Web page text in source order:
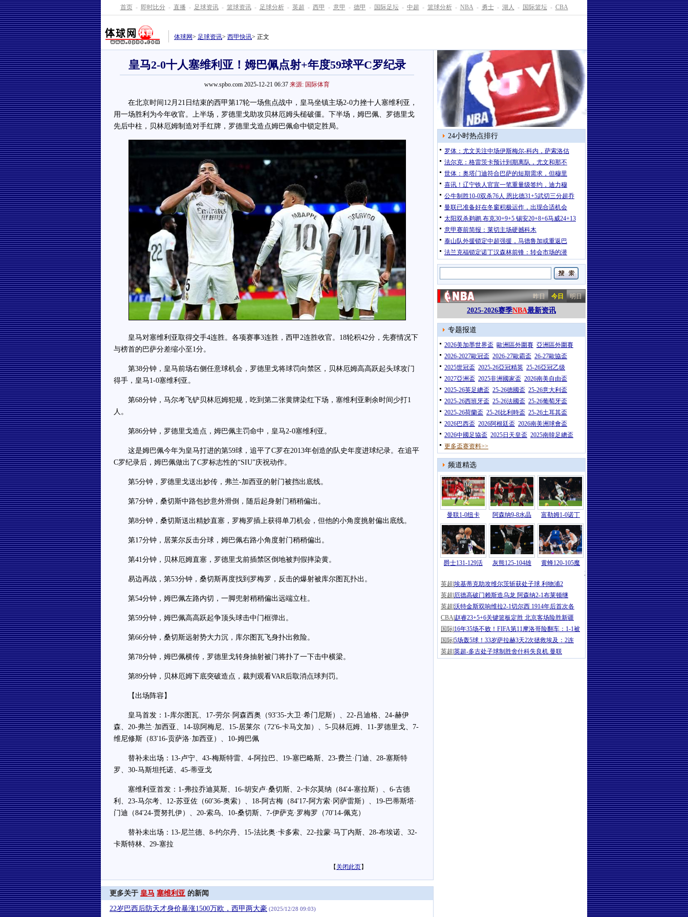
首页 - 即时比分 - 直播 - 足球资讯 - 篮球资讯 - 足球分析 - 英超 - 西甲 - 意甲 - 德甲 - 国际足坛 - 中超 - 篮球分析 - NBA - 勇士 - 湖人 - 国际篮坛 - CBA
体球网> 足球资讯> 西甲快讯> 正文
皇马2-0十人塞维利亚！姆巴佩点射+年度59球平C罗纪录
www.spbo.com 2025-12-21 06:37 来源: 国际体育
在北京时间12月21日结束的西甲第17轮一场焦点战中，皇马坐镇主场2-0力挫十人塞维利亚，
用一场胜利为今年收官。上半场，罗德里戈助攻贝林厄姆头槌破僵。下半场，姆巴佩、罗德里戈
先后中柱，贝林厄姆制造对手红牌，罗德里戈造点姆巴佩命中锁定胜局。
皇马对塞维利亚取得交手4连胜。各项赛事3连胜，西甲2连胜收官。18轮积42分，先赛情况下
与榜首的巴萨分差缩小至1分。
第38分钟，皇马前场右侧任意球机会，罗德里戈将球罚向禁区，贝林厄姆高高跃起头球攻门
得手，皇马1-0塞维利亚。
第68分钟，马尔考飞铲贝林厄姆犯规，吃到第二张黄牌染红下场，塞维利亚剩余时间少打1
人。
第86分钟，罗德里戈造点，姆巴佩主罚命中，皇马2-0塞维利亚。
这是姆巴佩今年为皇马打进的第59球，追平了C罗在2013年创造的队史年度进球纪录。在追平
C罗纪录后，姆巴佩做出了C罗标志性的“SIU”庆祝动作。
第5分钟，罗德里戈送出妙传，弗兰-加西亚的射门被挡出底线。
第7分钟，桑切斯中路包抄意外滑倒，随后起身射门稍稍偏出。
第8分钟，桑切斯送出精妙直塞，罗梅罗插上获得单刀机会，但他的小角度挑射偏出底线。
第17分钟，居莱尔反击分球，姆巴佩右路小角度射门稍稍偏出。
第41分钟，贝林厄姆直塞，罗德里戈前插禁区倒地被判假摔染黄。
易边再战，第53分钟，桑切斯再度找到罗梅罗，反击的爆射被库尔图瓦扑出。
第54分钟，姆巴佩左路内切，一脚兜射稍稍偏出远端立柱。
第59分钟，姆巴佩高高跃起争顶头球击中门框弹出。
第66分钟，桑切斯远射势大力沉，库尔图瓦飞身扑出救险。
第78分钟，姆巴佩横传，罗德里戈转身抽射被门将扑了一下击中横梁。
第89分钟，贝林厄姆下底突破造点，裁判观看VAR后取消点球判罚。
【出场阵容】
皇马首发：1-库尔图瓦、17-劳尔·阿森西奥（93'35-大卫·希门尼斯）、22-吕迪格、24-赫伊
森、20-弗兰·加西亚、14-琼阿梅尼、15-居莱尔（72'6-卡马文加）、5-贝林厄姆、11-罗德里戈、7-
维尼修斯（83'16-贡萨洛·加西亚）、10-姆巴佩
替补未出场：13-卢宁、43-梅斯特雷、4-阿拉巴、19-塞巴略斯、23-费兰·门迪、28-塞斯特
罗、30-马斯坦托诺、45-蒂亚戈
塞维利亚首发：1-弗拉乔迪莫斯、16-胡安卢·桑切斯、2-卡尔莫纳（84'4-塞拉斯）、6-古德
利、23-马尔考、12-苏亚佐（60'36-奥索）、18-阿古梅（84'17-阿方索·冈萨雷斯）、19-巴蒂斯塔·
门迪（84'24-贾努扎伊）、20-索乌、10-桑切斯、7-伊萨克·罗梅罗（70'14-佩克）
替补未出场：13-尼兰德、8-约尔丹、15-法比奥·卡多索、22-拉蒙·马丁内斯、28-布埃诺、32-
卡斯特林、29-塞拉
【 关闭此页】
更多关于 皇马 塞维利亚 的新闻
22岁巴西后防天才身价暴涨1500万欧，西甲两大豪 (2025/12/28 09:03)
24小时热点排行
罗体：尤文关注中场伊斯梅尔-科内，萨索洛估
法尔克：格雷茨卡预计到期离队，尤文和那不
世体：奥塔门迪符合巴萨的短期需求，但穆里
喜讯！辽宁铁人官宣一笔重量级签约，迪力穆
公牛制胜10-0双杀76人 恩比德31+5武切三分超乔
曼联已准备好在冬窗积极运作，出现合适机会
太阳双杀鹈鹕 布克30+9+5 锡安20+8+6马威24+13
意甲赛前简报：莱切主场硬撼科木
泰山队外援锁定中超强援，马德鲁加或重返巴
法兰克福锁定诺丁汉森林前锋：转会市场的潜
昨日 今日 明日
2025-2026赛季NBA最新资讯
专题报道
2026美加墨世界盃 歐洲區外圍賽 亞洲區外圍賽
2026-2027歐冠盃 2026-27歐霸盃 26-27歐協盃
2025世冠盃 2025-26亞冠精英 25-26亞冠乙级
2027亞洲盃 2025非洲國家盃 2026南美自由盃
2025-26英足總盃 25-26德國盃 25-26意大利盃
2025-26西班牙盃 25-26法國盃 25-26葡萄牙盃
2025-26荷蘭盃 25-26比利時盃 25-26土耳其盃
2026巴西盃 2026阿根廷盃 2026南美洲球會盃
2026中國足協盃 2025日天皇盃 2025南韓足總盃
更多盃赛资料>>
频道精选
曼联1-0纽卡 阿森纳9-8水晶 富勒姆1-0诺丁
爵士131-129活 灰熊125-104雄
黄蜂120-105魔
意甲|卡卢卢破门伊尔迪兹建功 尤文2-
英超 埃基蒂克助攻维尔茨斩获处子球 利物浦2
英超 厄德高破门赖斯造乌龙 阿森纳2-1布莱顿继
英超 沃特金斯双响维拉2-1切尔西 1914年后首次各
CBA 赵睿23+5+6关键篮板定胜 北京客场险胜新疆
国际 16年35场不败！FIFA第11摩洛哥险翻车：1-1被
国际5场轰5球！33岁萨拉赫3天2次拯救埃及：2连
英超 英超-多古处子球制胜舍什科失良机 曼联